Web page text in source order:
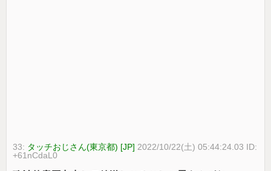
33: タッチおじさん(東京都) [JP] 2022/10/22(土) 05:44:24.03 ID:
+61nCdaL0